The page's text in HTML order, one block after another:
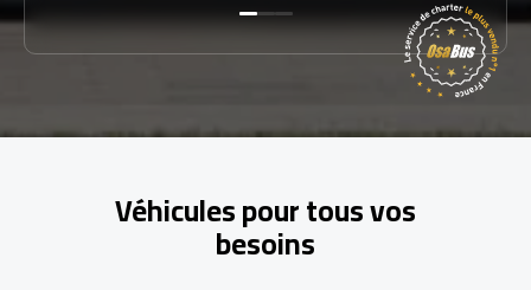
Véhicules pour tous vos
besoins